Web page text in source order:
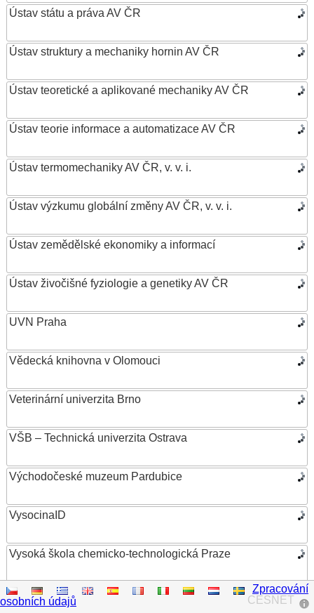
Ústav státu a práva AV ČR
Ústav struktury a mechaniky hornin AV ČR
Ústav teoretické a aplikované mechaniky AV ČR
Ústav teorie informace a automatizace AV ČR
Ústav termomechaniky AV ČR, v. v. i.
Ústav výzkumu globální změny AV ČR, v. v. i.
Ústav zemědělské ekonomiky a informací
Ústav živočišné fyziologie a genetiky AV ČR
UVN Praha
Vědecká knihovna v Olomouci
Veterinární univerzita Brno
VŠB – Technická univerzita Ostrava
Východočeské muzeum Pardubice
VysocinaID
Vysoká škola chemicko-technologická Praze
Vysoká škola ekonomická v Praze
CESNET
Zpracování
osobních údajů